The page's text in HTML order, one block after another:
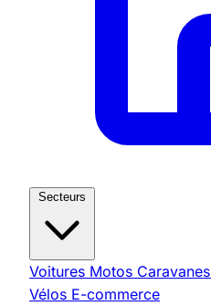
Voitures Motos Caravanes
Vélos E-commerce